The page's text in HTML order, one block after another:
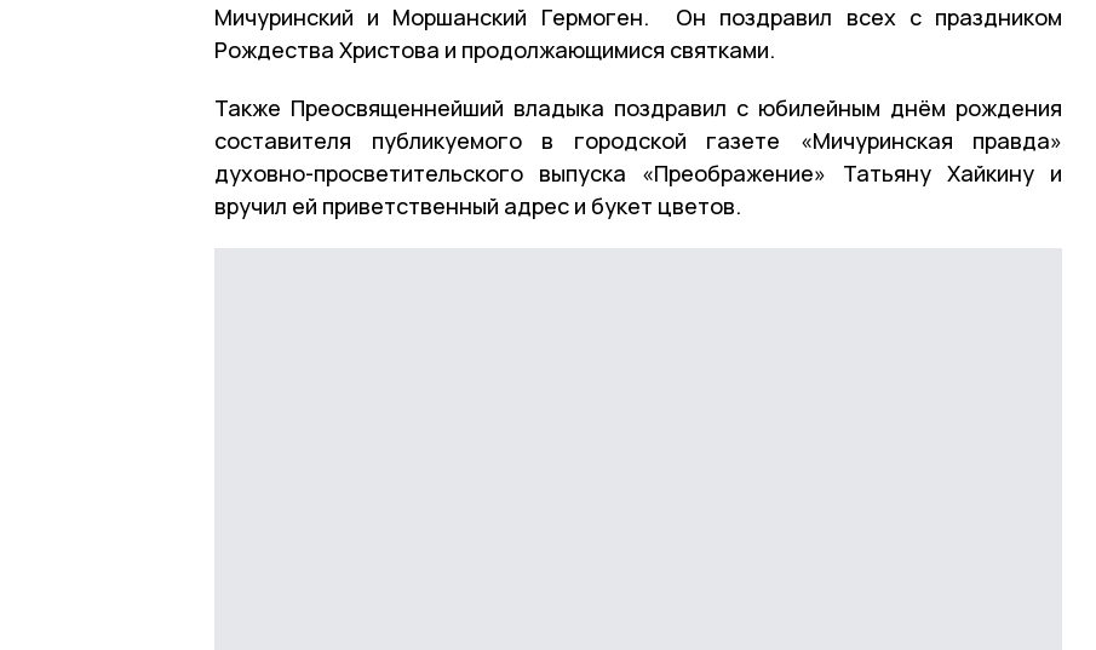
Мичуринский и Моршанский Гермоген. Он поздравил всех с праздником
Рождества Христова и продолжающимися святками.
Также Преосвященнейший владыка поздравил с юбилейным днём рождения
составителя публикуемого в городской газете «Мичуринская правда»
духовно-просветительского выпуска «Преображение» Татьяну Хайкину и
вручил ей приветственный адрес и букет цветов.